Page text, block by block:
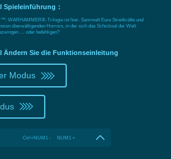
Spieleinführung：
WARHAMMER®-Trilogie ist hier. Sammelt Eure Streitkräfte und
überwältigenden Horrors, in der sich das Schicksal der Welt
… oder befehligen?
Ändern Sie die Funktionseinleitung
Modus
Ctrl+NUM1 - NUM1 +